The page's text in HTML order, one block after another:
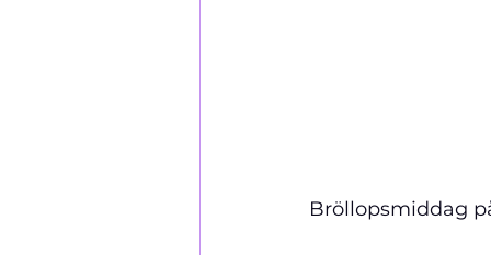
Bröllopsmiddag